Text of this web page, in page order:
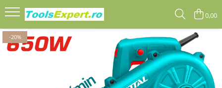
Produse
Total
0,00
-20%